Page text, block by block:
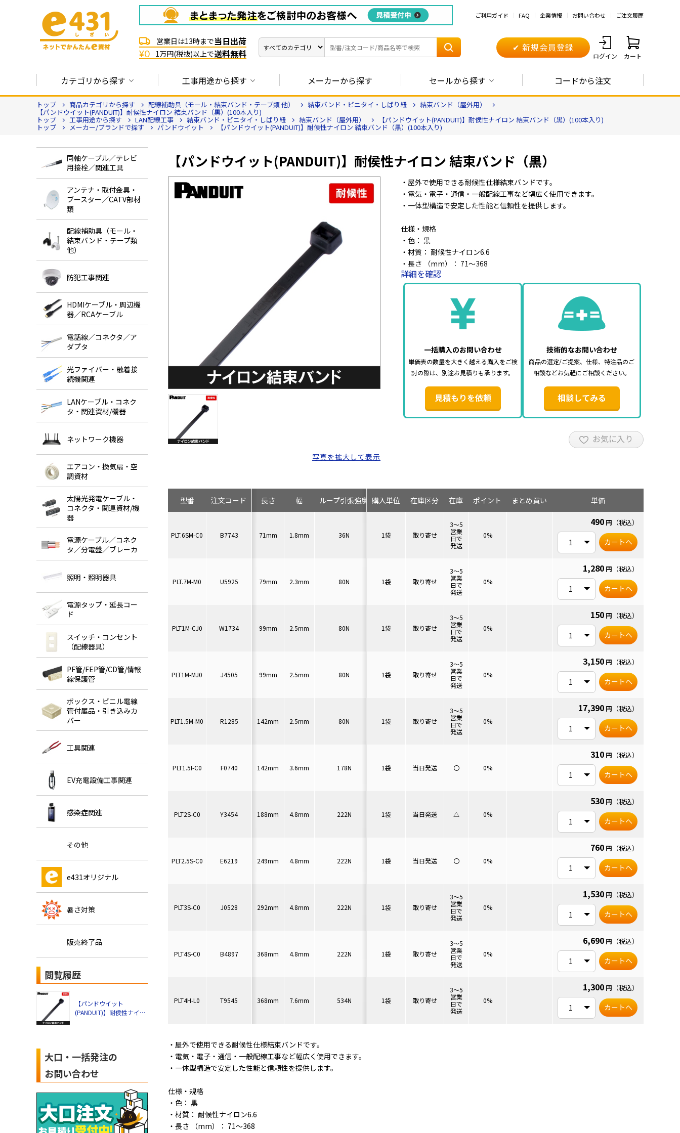
ご利用ガイド FAQ 企業情報 お問い合わせ ご注文履歴
営業日は13時まで当日出荷
¥0 1万円(税抜)以上で送料無料
✔ 新規会員登録
ログイン カート
カテゴリから探す 工事用途から探す メーカーから探す セールから探す コードから注文
トップ 商品カテゴリから探す 配線補助具（モール・結束バンド・テープ類 他） 結束バンド・ビニタイ・しばり紐 結束バンド（屋外用）
【パンドウイット(PANDUIT)】耐侯性ナイロン 結束バンド（黒）(100本入り)
トップ 工事用途から探す LAN配線工事 結束バンド・ビニタイ・しばり紐 結束バンド（屋外用） 【パンドウイット(PANDUIT)】耐侯性ナイロン 結束バンド（黒）(100本入り)
トップ メーカー/ブランドで探す パンドウイット 【パンドウイット(PANDUIT)】耐侯性ナイロン 結束バンド（黒）(100本入り)
同軸ケーブル／テレビ
用接栓／関連工具
アンテナ・取付金具・
ブースター／CATV部材
類
配線補助具（モール・
結束バンド・テープ類
他）
防犯工事関連
HDMIケーブル・周辺機
器／RCAケーブル
電話線／コネクタ／ア
ダプタ
光ファイバー・融着接
続機関連
LANケーブル・コネク
タ・関連資材/機器
ネットワーク機器
エアコン・換気扇・空
調資材
太陽光発電ケーブル・
コネクタ・関連資材/機
器
電源ケーブル／コネク
タ／分電盤／ブレーカ
照明・照明器具
電源タップ・延長コー
ド
スイッチ・コンセント
（配線器具）
PF管/FEP管/CD管/情報
線保護管
ボックス・ビニル電線
管付属品・引き込みカ
バー
工具関連
EV充電設備工事関連
感染症関連
その他
e431オリジナル
暑さ対策
販売終了品
閲覧履歴
【パンドウイット
(PANDUIT)】耐侯性ナイロ
大口・一括発注の
お問い合わせ
【パンドウイット(PANDUIT)】耐侯性ナイロン 結束バンド（黒）
・屋外で使用できる耐候性仕様結束バンドです。
・電気・電子・通信・一般配線工事など幅広く使用できます。
・一体型構造で安定した性能と信頼性を提供します。
仕様・規格
・色： 黒
・材質： 耐候性ナイロン6.6
・長さ （mm）： 71～368
・幅 （mm）： 1.8～4.8
・最大結束径（φmm）： 15～102
・ループ引張強度 N（kg）： 36～222
詳細を確認
一括購入のお問い合わせ
単価表の数量を大きく越える購入をご検
討の際は、別途お見積りも承ります。
見積もりを依頼
技術的なお問い合わせ
商品の選定/ご提案、仕様、特注品のご
相談などお気軽にご相談ください。
相談してみる
お気に入り
写真を拡大して表示
型番 注文コード
PLT.6SM-C0 B7743
PLT.7M-M0 U5925
PLT1M-CJ0 W1734
PLT1M-MJ0 J4505
PLT1.5M-M0 R1285
PLT1.5I-C0 F0740
PLT2S-C0 Y3454
PLT2.5S-C0 E6219
PLT3S-C0 J0528
PLT4S-C0 B4897
PLT4H-L0 T9545
長さ 幅 ループ引張強度 最大結束径 セット数
71mm 1.8mm 36N φ15mm 100本
79mm 2.3mm 80N φ17mm 1000本
99mm 2.5mm 80N φ22mm 100本
99mm 2.5mm 80N φ22mm 1000本
142mm 2.5mm 80N φ32mm 1000本
142mm 3.6mm 178N φ35mm 100本
188mm 4.8mm 222N φ48mm 100本
249mm 4.8mm 222N φ64mm 100本
292mm 4.8mm 222N φ76mm 100本
368mm 4.8mm 222N φ102mm 100本
368mm 7.6mm 534N φ102mm 50本
購入単位 在庫区分 在庫 ポイント まとめ買い 単価
1袋 取り寄せ
3～5
営業
日で
発送
0%
490 円 （税込）
カートへ
1袋 取り寄せ
3～5
営業
日で
発送
0%
1,280 円 （税込）
カートへ
1袋 取り寄せ
3～5
営業
日で
発送
0%
150 円 （税込）
カートへ
1袋 取り寄せ
3～5
営業
日で
発送
0%
3,150 円 （税込）
カートへ
1袋 取り寄せ
3～5
営業
日で
発送
0%
17,390 円 （税込）
カートへ
1袋 当日発送 〇 0%
310 円 （税込）
カートへ
1袋 当日発送 △ 0%
530 円 （税込）
カートへ
1袋 当日発送 〇 0%
760 円 （税込）
カートへ
1袋 取り寄せ
3～5
営業
日で
発送
0%
1,530 円 （税込）
カートへ
1袋 取り寄せ
3～5
営業
日で
発送
0%
6,690 円 （税込）
カートへ
1袋 取り寄せ
3～5
営業
日で
発送
0%
1,300 円 （税込）
カートへ
・屋外で使用できる耐候性仕様結束バンドです。
・電気・電子・通信・一般配線工事など幅広く使用できます。
・一体型構造で安定した性能と信頼性を提供します。
仕様・規格
・色： 黒
・材質： 耐候性ナイロン6.6
・長さ （mm）： 71～368